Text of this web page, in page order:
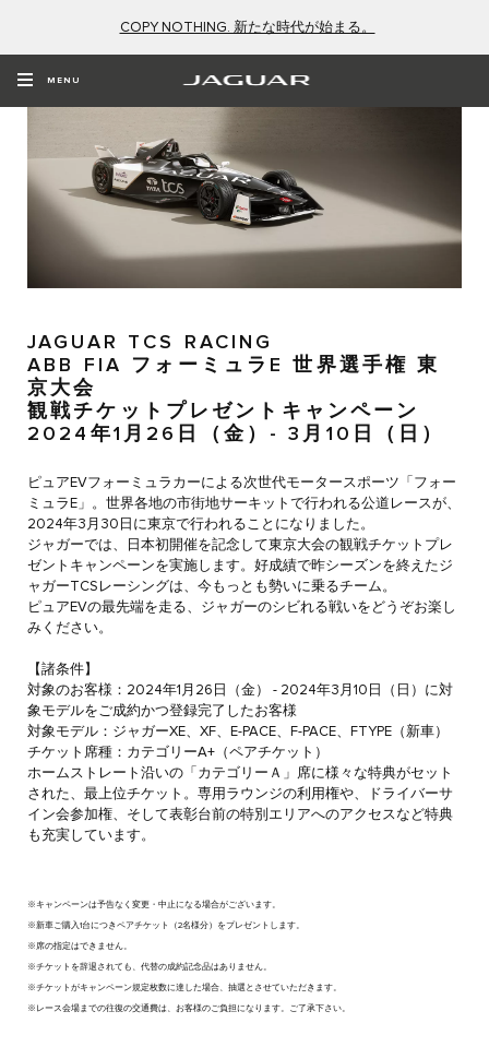
COPY NOTHING. 新たな時代が始まる。
MENU
JAGUAR TCS RACING
ABB FIA フォーミュラE 世界選手権 東
京大会
観戦チケットプレゼントキャンペーン
2024年1月26日（金）- 3月10日（日）
ピュアEVフォーミュラカーによる次世代モータースポーツ「フォー
ミュラE」。世界各地の市街地サーキットで行われる公道レースが、
2024年3月30日に東京で行われることになりました。
ジャガーでは、日本初開催を記念して東京大会の観戦チケットプレ
ゼントキャンペーンを実施します。好成績で昨シーズンを終えたジ
ャガーTCSレーシングは、今もっとも勢いに乗るチーム。
ピュアEVの最先端を走る、ジャガーのシビれる戦いをどうぞお楽し
みください。
【諸条件】
対象のお客様：2024年1月26日（金） - 2024年3月10日（日）に対
象モデルをご成約かつ登録完了したお客様
対象モデル：ジャガーXE、XF、E-PACE、F-PACE、FTYPE（新車）
チケット席種：カテゴリーA+（ペアチケット）
ホームストレート沿いの「カテゴリーＡ」席に様々な特典がセット
された、最上位チケット。専用ラウンジの利用権や、ドライバーサ
イン会参加権、そして表彰台前の特別エリアへのアクセスなど特典
も充実しています。
※キャンペーンは予告なく変更・中止になる場合がございます。
※新車ご購入1台につきペアチケット（2名様分）をプレゼントします。
※席の指定はできません。
※チケットを辞退されても、代替の成約記念品はありません。
※チケットがキャンペーン規定枚数に達した場合、抽選とさせていただきます。
※レース会場までの往復の交通費は、お客様のご負担になります。ご了承下さい。